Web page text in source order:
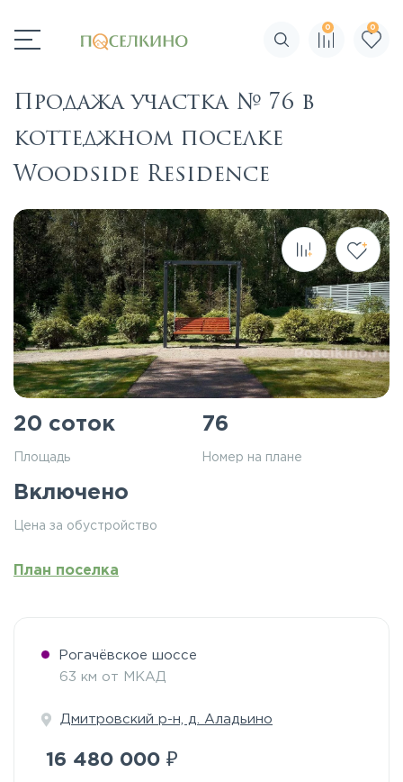
Поиск по сайту
0 0
Продажа участка № 76 в
коттеджном поселке
Woodside Residence
20 соток
Площадь
76
Номер на плане
Включено
Цена за обустройство
План поселка
Рогачёвское шоссе
63 км от МКАД
Дмитровский р-н, д. Аладьино
16 480 000 ₽